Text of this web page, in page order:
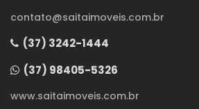
contato@saitaimoveis.com.br
(37) 3242-1444
(37) 98405-5326
www.saitaimoveis.com.br